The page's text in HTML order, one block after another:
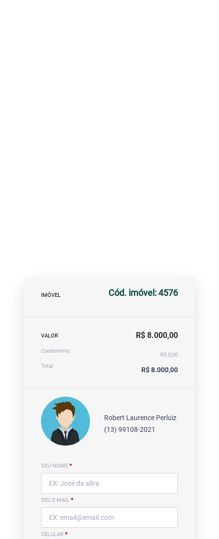
IMÓVEL Cód. imóvel: 4576
VALOR R$ 8.000,00
Condomínio
R$ 0,00
Total
R$ 8.000,00
Robert Laurence Perluiz
(13) 99108-2021
SEU NOME *
SEU E-MAIL *
CELULAR *